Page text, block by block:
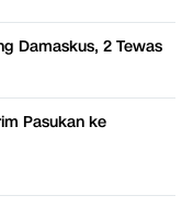
Damaskus, 2 Tewas
Pasukan ke